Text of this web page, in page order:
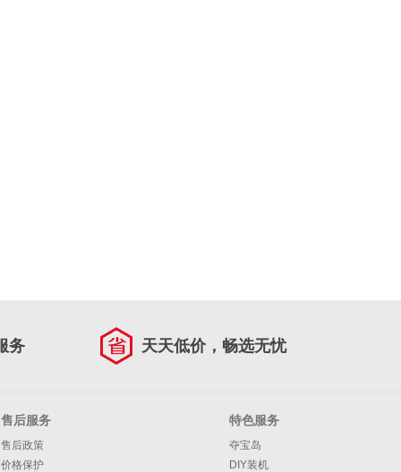
务 天天低价，畅选无忧
售后服务
售后政策
价格保护
特色服务
夺宝岛
DIY装机